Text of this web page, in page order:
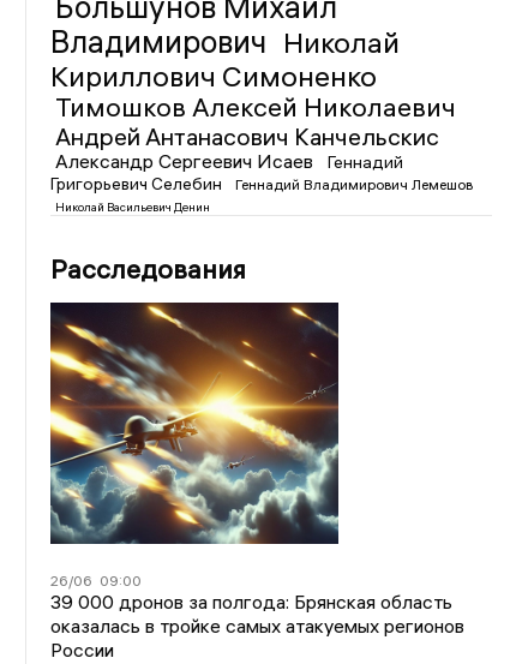
Владимирович Николай
Кириллович Симоненко
Тимошков Алексей Николаевич
Андрей Антанасович Канчельскис
Александр Сергеевич Исаев
Геннадий
Григорьевич Селебин
Геннадий Владимирович Лемешов
Николай Васильевич Денин
Расследования
26/06 09:00
39 000 дронов за полгода: Брянская область
оказалась в тройке самых атакуемых регионов
России